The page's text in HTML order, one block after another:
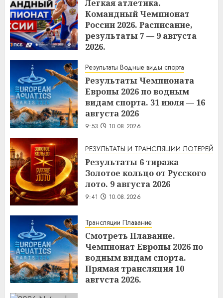
Легкая атлетика.
Командный Чемпионат
России 2026. Расписание,
результаты 7 — 9 августа
2026.
Результаты Водные виды спорта
Результаты Чемпионата
Европы 2026 по водным
видам спорта. 31 июля — 16
августа 2026
9:53 10.08.2026
РЕЗУЛЬТАТЫ И ТРАНСЛЯЦИИ ЛОТЕРЕЙ
Результаты 6 тиража
Золотое кольцо от Русского
лото. 9 августа 2026
9:41 10.08.2026
Трансляции Плавание
Смотреть Плавание.
Чемпионат Европы 2026 по
водным видам спорта.
Прямая трансляция 10
августа 2026.